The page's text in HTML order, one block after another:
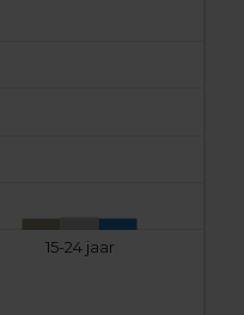
15-24 jaar